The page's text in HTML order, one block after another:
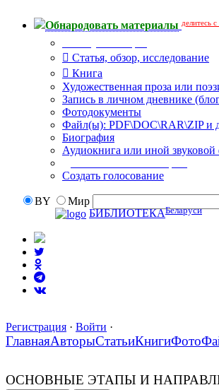
Обнародовать материалы делитесь
Статья, обзор, исследование
Книга
Художественная проза или
Запись в личном дневнике
Фотодокументы
Файл(ы): PDF\DOC\RAR\ZIP и
Биография
Аудиокнига или иной звуковой
Создать голосование
BY
Мир
БИБЛИОТЕКАБеларуси
Регистрация · Войти ·
ГлавнаяАвторыСтатьиКнигиФото
ОСНОВНЫЕ ЭТАПЫ И